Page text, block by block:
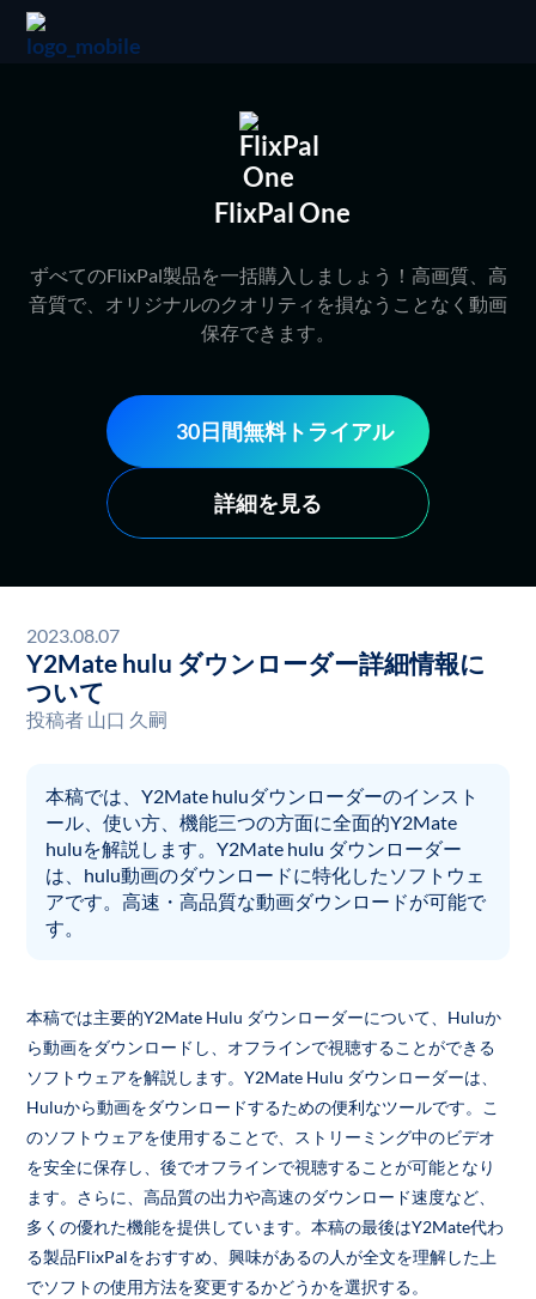
FlixPal One
ずべてのFlixPal製品を一括購入しましょう！高画質、高
音質で、オリジナルのクオリティを損なうことなく動画
保存できます。
30日間無料トライアル
詳細を見る
2023.08.07
Y2Mate hulu ダウンローダー詳細情報に
ついて
投稿者 山口 久嗣
本稿では、Y2Mate huluダウンローダーのインスト
ール、使い方、機能三つの方面に全面的Y2Mate
huluを解説します。Y2Mate hulu ダウンローダー
は、hulu動画のダウンロードに特化したソフトウェ
アです。高速・高品質な動画ダウンロードが可能で
す。
本稿では主要的Y2Mate Hulu ダウンローダーについて、Huluか
ら動画をダウンロードし、オフラインで視聴することができる
ソフトウェアを解説します。Y2Mate Hulu ダウンローダーは、
Huluから動画をダウンロードするための便利なツールです。こ
のソフトウェアを使用することで、ストリーミング中のビデオ
を安全に保存し、後でオフラインで視聴することが可能となり
ます。さらに、高品質の出力や高速のダウンロード速度など、
多くの優れた機能を提供しています。本稿の最後はY2Mate代わ
る製品FlixPalをおすすめ、興味があるの人が全文を理解した上
でソフトの使用方法を変更するかどうかを選択する。